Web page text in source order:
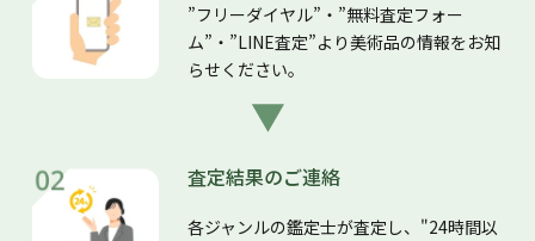
”フリーダイヤル”・”無料査定フォー
ム”・”LINE査定”より美術品の情報をお知
らせください。
査定結果のご連絡
各ジャンルの鑑定士が査定し、"24時間以